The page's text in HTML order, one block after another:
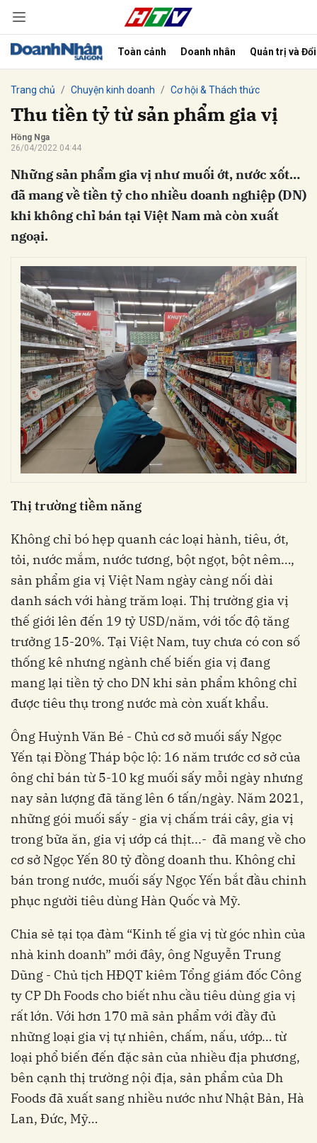
Toàn cảnh Doanh nhân Quản trị và
Trang chủ Chuyện kinh doanh Cơ hội & Thách thức
Thu tiền tỷ từ sản phẩm gia vị
Hồng Nga
26/04/2022 04:44
Những sản phẩm gia vị như muối ớt, nước xốt…
đã mang về tiền tỷ cho nhiều doanh nghiệp (DN)
khi không chỉ bán tại Việt Nam mà còn xuất
ngoại.
Thị trường tiềm năng
Không chỉ bó hẹp quanh các loại hành, tiêu, ớt,
tỏi, nước mắm, nước tương, bột ngọt, bột nêm…,
sản phẩm gia vị Việt Nam ngày càng nối dài
danh sách với hàng trăm loại. Thị trường gia vị
thế giới lên đến 19 tỷ USD/năm, với tốc độ tăng
trưởng 15-20%. Tại Việt Nam, tuy chưa có con số
thống kê nhưng ngành chế biến gia vị đang
mang lại tiền tỷ cho DN khi sản phẩm không chỉ
được tiêu thụ trong nước mà còn xuất khẩu.
Ông Huỳnh Văn Bé - Chủ cơ sở muối sấy Ngọc
Yến tại Đồng Tháp bộc lộ: 16 năm trước cơ sở của
ông chỉ bán từ 5-10 kg muối sấy mỗi ngày nhưng
nay sản lượng đã tăng lên 6 tấn/ngày. Năm 2021,
những gói muối sấy - gia vị chấm trái cây, gia vị
trong bữa ăn, gia vị ướp cá thịt...- đã mang về cho
cơ sở Ngọc Yến 80 tỷ đồng doanh thu. Không chỉ
bán trong nước, muối sấy Ngọc Yến bắt đầu chinh
phục người tiêu dùng Hàn Quốc và Mỹ.
Chia sẻ tại tọa đàm “Kinh tế gia vị từ góc nhìn của
nhà kinh doanh” mới đây, ông Nguyễn Trung
Dũng - Chủ tịch HĐQT kiêm Tổng giám đốc Công
ty CP Dh Foods cho biết nhu cầu tiêu dùng gia vị
rất lớn. Với hơn 170 mã sản phẩm với đầy đủ
những loại gia vị tự nhiên, chấm, nấu, ướp… từ
loại phổ biến đến đặc sản của nhiều địa phương,
bên cạnh thị trường nội địa, sản phẩm của Dh
Foods đã xuất sang nhiều nước như Nhật Bản, Hà
Lan, Đức, Mỹ…